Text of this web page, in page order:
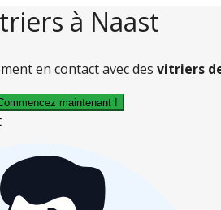
à Naast
en contact avec des vitriers
maintenant !